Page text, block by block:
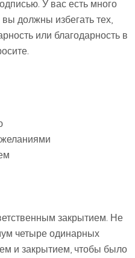
У вас есть много
должны избегать тех,
или благодарность в
закрытием. Не
четыре одинарных
и закрытием, чтобы было